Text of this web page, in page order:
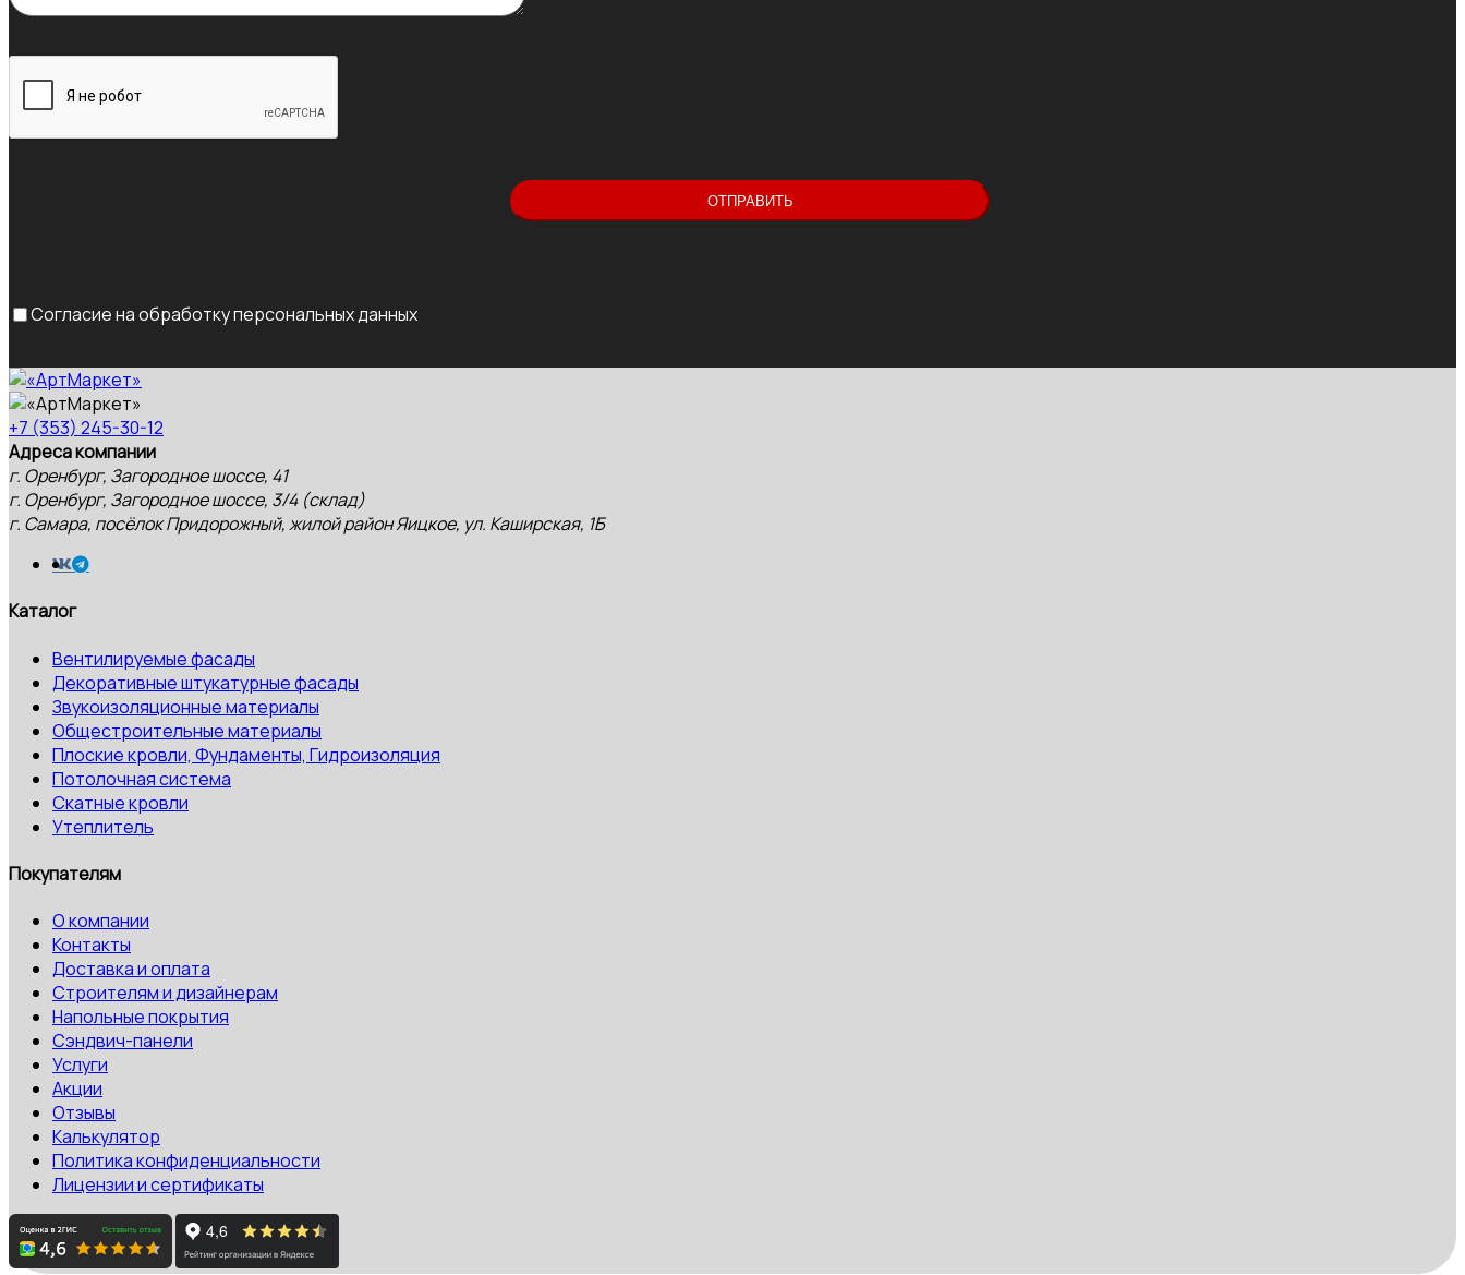
Согласие на обработку персональных данных
+7 (353) 245-30-12
Адреса компании
г. Оренбург, Загородное шоссе, 41
г. Оренбург, Загородное шоссе, 3/4 (склад)
г. Самара, посёлок Придорожный, жилой район Яицкое, ул. Каширская, 1Б
Каталог
Вентилируемые фасады
Декоративные штукатурные фасады
Звукоизоляционные материалы
Общестроительные материалы
Плоские кровли, Фундаменты, Гидроизоляция
Потолочная система
Скатные кровли
Утеплитель
Покупателям
О компании
Контакты
Доставка и оплата
Строителям и дизайнерам
Напольные покрытия
Сэндвич-панели
Услуги
Акции
Отзывы
Калькулятор
Политика конфиденциальности
Лицензии и сертификаты